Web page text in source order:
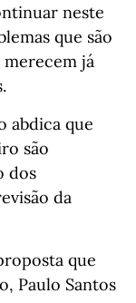
neste
que são
já
abdica que
são
dos
da
que
Paulo Santos